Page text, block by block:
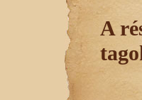
A